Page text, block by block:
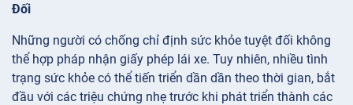
Đối
Những người có chống chỉ định sức khỏe tuyệt đối không
thể hợp pháp nhận giấy phép lái xe. Tuy nhiên, nhiều tình
trạng sức khỏe có thể tiến triển dần dần theo thời gian, bắt
đầu với các triệu chứng nhẹ trước khi phát triển thành các